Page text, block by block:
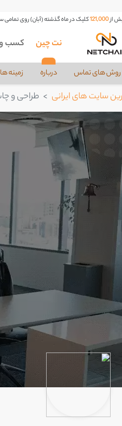
از121,000کلیک در ماه گذشته (آبان) روی تمامی
نت چین کسب و
روش های تماس درباره زمینه
سایت های ایرانی طراحی و